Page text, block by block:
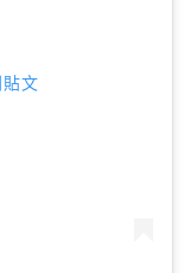
文